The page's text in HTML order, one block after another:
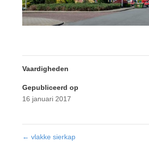
Vaardigheden
Gepubliceerd op
16 januari 2017
← vlakke sierkap